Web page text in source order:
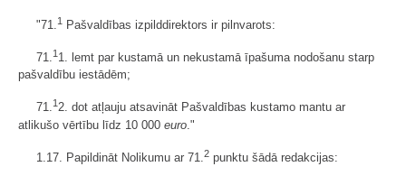
"71. 1 Pašvaldības izpilddirektors ir pilnvarots:
71.1 1. lemt par kustamā un nekustamā īpašuma nodošanu starp
pašvaldību iestādēm;
71.1 2. dot atļauju atsavināt Pašvaldības kustamo mantu ar
atlikušo vērtību līdz 10 000 euro ."
1.17. Papildināt Nolikumu ar 71. 2 punktu šādā redakcijas: